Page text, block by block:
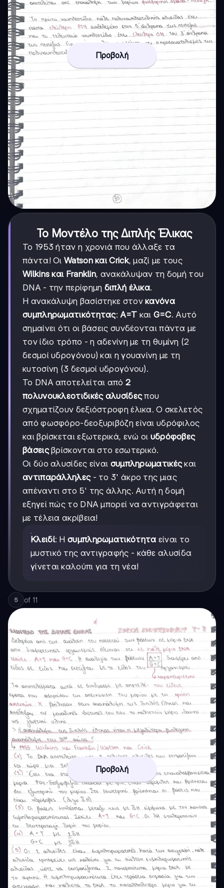
Προβολή
Το Μοντέλο της Διπλής Έλικας
Το 1953 ήταν η χρονιά που άλλαξε τα
πάντα! ΟιWatson και Crick, μαζί με τους
Wilkins και Franklin, ανακάλυψαν τη δομή του
DNA - την περίφημη διπλή έλικα.
Η ανακάλυψη βασίστηκε στονκανόνα
συμπληρωματικότητας:A=T και G=C. Αυτό
σημαίνει ότι οι βάσεις συνδέονται πάντα με
τον ίδιο τρόπο - η αδενίνη με τη θυμίνη (2
δεσμοί υδρογόνου) και η γουανίνη με τη
κυτοσίνη (3 δεσμοί υδρογόνου).
Το DNA αποτελείται από 2
πολυνουκλεοτιδικές αλυσίδεςπου
σχηματίζουν δεξιόστροφη έλικα. Ο σκελετός
από φωσφόρο-δεοξυριβόζη είναι υδρόφιλος
και βρίσκεται εξωτερικά, ενώ οι υδρόφοβες
βάσειςβρίσκονται στο εσωτερικό.
Οι δύο αλυσίδες είναι συμπληρωματικέςκαι
αντιπαράλληλες- το 3' άκρο της μιας
απέναντι στο 5' της άλλης. Αυτή η δομή
εξηγεί πώς το DNA μπορεί να αντιγράφεται
με τέλεια ακρίβεια!
Κλειδί: Ησυμπληρωματικότητα είναι το
μυστικό της αντιγραφής - κάθε αλυσίδα
γίνεται καλούπι για τη νέα!
5 of 11
Προβολή